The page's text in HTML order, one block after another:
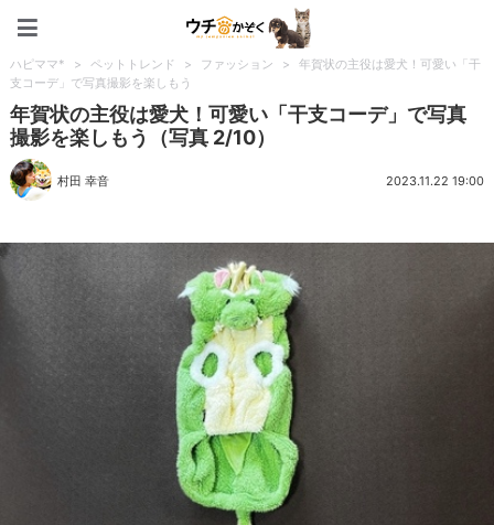
ハピママ* > ペットトレンド > ファッション >
年賀状の主役は愛犬！可愛い「干
支コーデ」で写真撮影を楽しもう
年賀状の主役は愛犬！可愛い「干支コーデ」で写真
撮影を楽しもう（写真 2/10）
村田 幸音 2023.11.22 19:00